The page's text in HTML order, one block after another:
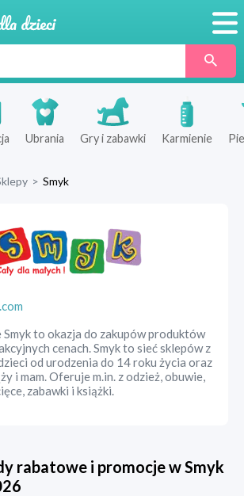
Produkty
Sklepy
Ubrania Gry i zabawki Karmienie
> Smyk
to okazja do zakupów produktów
cenach. Smyk to sieć sklepów z
od urodzenia do 14 roku życia oraz
i mam. Oferuje m.in. z odzież, obuwie,
zabawki i książki.
rabatowe i promocje wSmyk